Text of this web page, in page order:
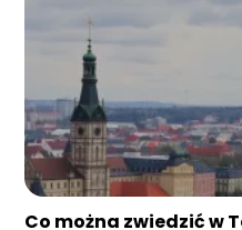
Co można zwiedzić w